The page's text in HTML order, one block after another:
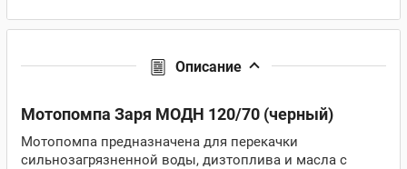
Описание
Мотопомпа Заря МОДН 120/70 (черный)
Мотопомпа предназначена для перекачки
сильнозагрязненной воды, дизтоплива и масла c